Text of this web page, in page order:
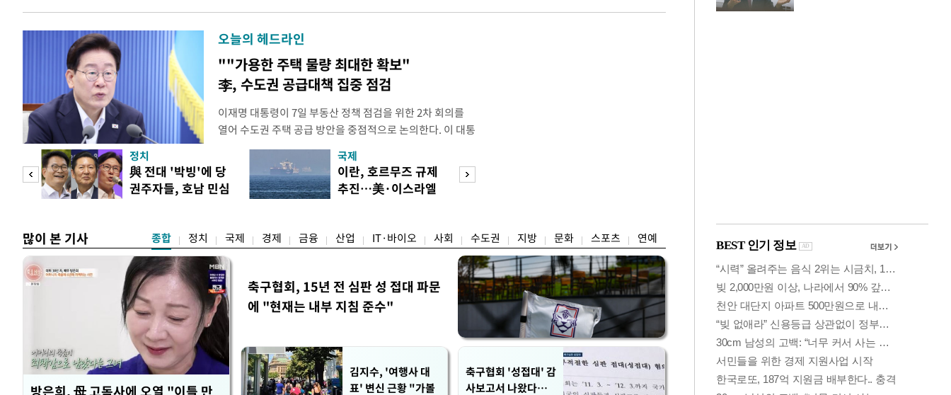
오늘의 헤드라인
""가용한 주택 물량 최대한 확보"
李, 수도권 공급대책 집중 점검
이재명 대통령이 7일 부동산 정책 점검을 위한 2차 회의를
열어 수도권 주택 공급 방안을 중점적으로 논의한다. 이 대통
령은 이날 오후 2시 청와대에서 부동산 정책 점검 2차 회의
를 비공개로 주재한다. 지난 3일 부동산·주식 시장 점검 비
공개 회의에서 "가용한 주택 공급 물량을 최대한 확보하
라"고 지시한 지 나흘 만이다. 앞서 이 대통령은 1차
정치
與 전대 '박빙'에 당
권주자들, 호남 민심
국제
이란, 호르무즈 규제
추진…美·이스라엘
많이 본 기사 종합 정치 국제 경제 금융 산업 IT·바이오 사회 수도권 지방 문화 스포츠 연예
방은희, 母 고독사에 오열 "이틀 만
축구협회, 15년 전 심판 성 접대 파문
에 "현재는 내부 지침 준수"
김지수, '여행사 대
표' 변신 근황 "가볼
축구협회 '성접대' 감
사보고서 나왔다…